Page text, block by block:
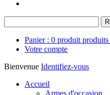
Panier : 0 produit produits
Votre compte
Bienvenue Identifiez-vous
Accueil
Armes d'occasion